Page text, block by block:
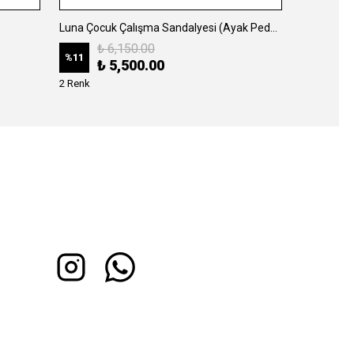
%11
₺ 6,150.00
₺ 5,500.00
2 Renk